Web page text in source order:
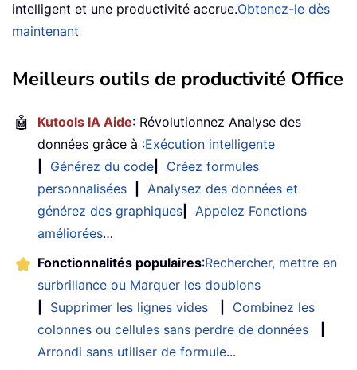
intelligent et une productivité accrue.Obtenez-le dès
maintenant
Meilleurs outils de productivité Office
🤖 Kutools IA Aide: Révolutionnez Analyse des
données grâce à :Exécution intelligente
Générez du code
Créez formules
personnalisées
Analysez des données et
générez des graphiques
Appelez Fonctions
améliorées…
Fonctionnalités populaires:Rechercher, mettre en
surbrillance ou Marquer les doublons
Supprimer les lignes vides
Combinez les
colonnes ou cellules sans perdre de données
Arrondi sans utiliser de formule...